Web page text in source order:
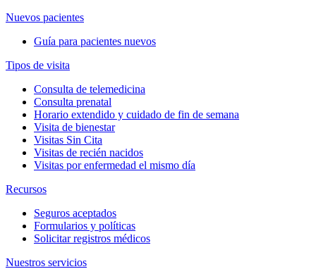
Nuevos pacientes
Guía para pacientes nuevos
Tipos de visita
Consulta de telemedicina
Consulta prenatal
Horario extendido y cuidado de fin de semana
Visita de bienestar
Visitas Sin Cita
Visitas de recién nacidos
Visitas por enfermedad el mismo día
Recursos
Seguros aceptados
Formularios y políticas
Solicitar registros médicos
Nuestros servicios